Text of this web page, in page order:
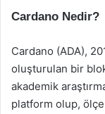
Cardano Nedir?
Cardano (ADA),
oluşturulan bir
akademik
platform olup,